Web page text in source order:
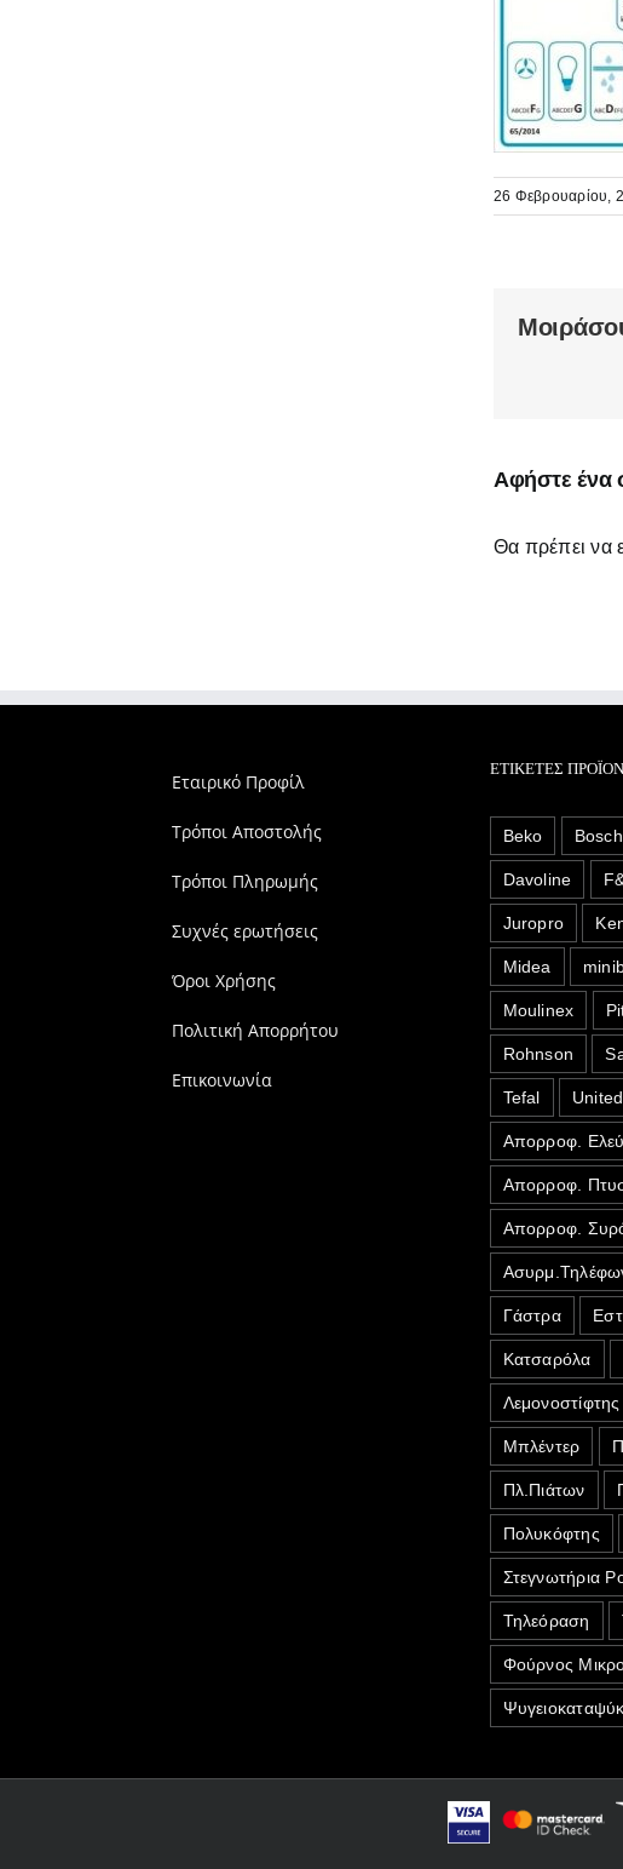
26 Φεβρουαρίου,
Αφήστε ένα
Θα πρέπει να
Εταιρικό Προφίλ
Τρόποι Αποστολής
Τρόποι Πληρωμής
Συχνές ερωτήσεις
Όροι Χρήσης
Πολιτική Απορρήτου
Επικοινωνία
ΕΤΙΚΈΤΕΣ
Beko Bosch
Davoline
Juropro
Midea
Moulinex
Rohnson
Tefal United
Απορροφ.
Απορροφ.
Απορροφ.
Γάστρα
Κατσαρόλα
Λεμονοστίφτης
Μπλέντερ
Πλ.Πιάτων
Πολυκόφτης
Στεγνωτήρια
Τηλεόραση
Φούρνος